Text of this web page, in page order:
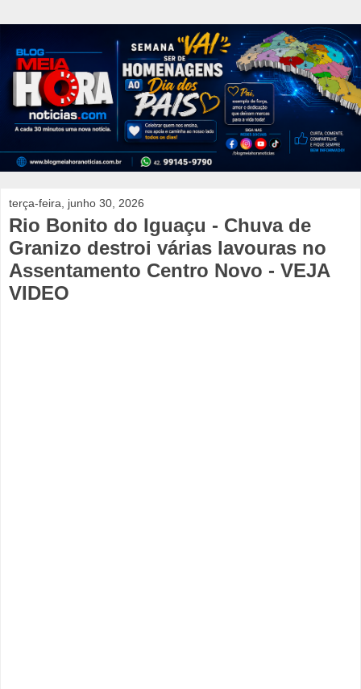
terça-feira, junho 30, 2026
Rio Bonito do Iguaçu - Chuva de
Granizo destroi várias lavouras no
Assentamento Centro Novo - VEJA
VIDEO